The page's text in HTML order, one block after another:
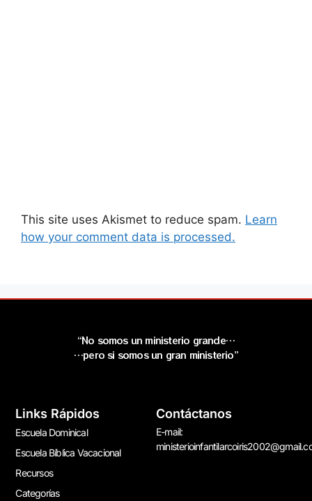
This site uses Akismet to reduce spam. Learn
how your comment data is processed.
“No somos un ministerio grande…
…pero si somos un gran ministerio”
Links Rápidos
Escuela Dominical
Escuela Bíblica Vacacional
Recursos
Categorías
Contáctanos
E-mail: